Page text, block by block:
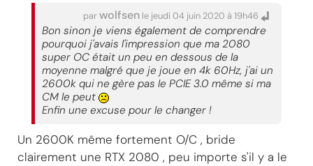
parwolfsen le jeudi 04 juin 2020 à 19h46
Bon sinon je viens également de comprendre
pourquoi j'avais l'impression que ma 2080
super OC était un peu en dessous de la
moyenne malgré que je joue en 4k 60Hz, j'ai un
2600k qui ne gère pas le PCIE 3.0 même si ma
CM le peut
Enfin une excuse pour le changer !
Un 2600K même fortement O/C , bride
clairement une RTX 2080 , peu importe s'il y a le